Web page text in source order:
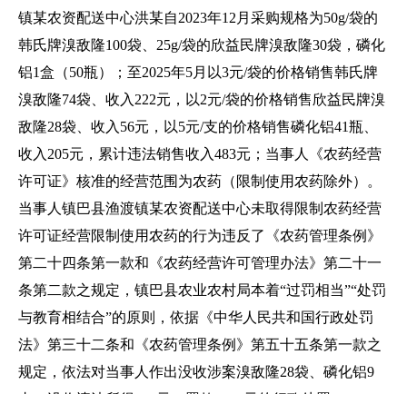
镇某农资配送中心洪某自2023年12月采购规格为50g/袋的
韩氏牌溴敌隆100袋、25g/袋的欣益民牌溴敌隆30袋，磷化
铝1盒（50瓶）；至2025年5月以3元/袋的价格销售韩氏牌
溴敌隆74袋、收入222元，以2元/袋的价格销售欣益民牌溴
敌隆28袋、收入56元，以5元/支的价格销售磷化铝41瓶、
收入205元，累计违法销售收入483元；当事人《农药经营
许可证》核准的经营范围为农药（限制使用农药除外）。
当事人镇巴县渔渡镇某农资配送中心未取得限制农药经营
许可证经营限制使用农药的行为违反了《农药管理条例》
第二十四条第一款和《农药经营许可管理办法》第二十一
条第二款之规定，镇巴县农业农村局本着“过罚相当”“处罚
与教育相结合”的原则，依据《中华人民共和国行政处罚
法》第三十二条和《农药管理条例》第五十五条第一款之
规定，依法对当事人作出没收涉案溴敌隆28袋、磷化铝9